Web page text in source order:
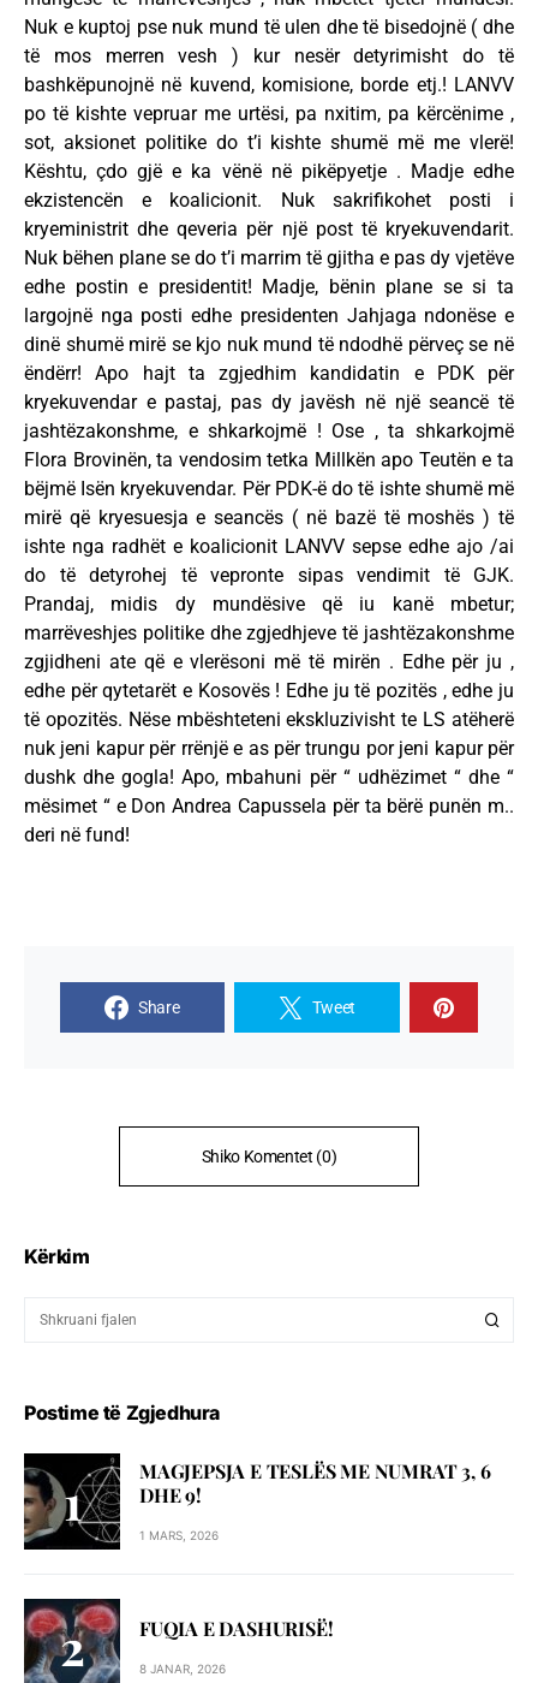
Nuk e kuptoj pse nuk mund të ulen dhe të bisedojnë ( dhe
të mos merren vesh ) kur nesër detyrimisht do të
bashkëpunojnë në kuvend, komisione, borde etj.! LANVV
po të kishte vepruar me urtësi, pa nxitim, pa kërcënime ,
sot, aksionet politike do t’i kishte shumë më me vlerë!
Kështu, çdo gjë e ka vënë në pikëpyetje . Madje edhe
ekzistencën e koalicionit. Nuk sakrifikohet posti i
kryeministrit dhe qeveria për një post të kryekuvendarit.
Nuk bëhen plane se do t’i marrim të gjitha e pas dy vjetëve
edhe postin e presidentit! Madje, bënin plane se si ta
largojnë nga posti edhe presidenten Jahjaga ndonëse e
dinë shumë mirë se kjo nuk mund të ndodhë përveç se në
ëndërr! Apo hajt ta zgjedhim kandidatin e PDK për
kryekuvendar e pastaj, pas dy javësh në një seancë të
jashtëzakonshme, e shkarkojmë ! Ose , ta shkarkojmë
Flora Brovinën, ta vendosim tetka Millkën apo Teutën e ta
bëjmë Isën kryekuvendar. Për PDK-ë do të ishte shumë më
mirë që kryesuesja e seancës ( në bazë të moshës ) të
ishte nga radhët e koalicionit LANVV sepse edhe ajo /ai
do të detyrohej të vepronte sipas vendimit të GJK.
Prandaj, midis dy mundësive që iu kanë mbetur;
marrëveshjes politike dhe zgjedhjeve të jashtëzakonshme
zgjidheni ate që e vlerësoni më të mirën . Edhe për ju ,
edhe për qytetarët e Kosovës ! Edhe ju të pozitës , edhe ju
të opozitës. Nëse mbështeteni ekskluzivisht te LS atëherë
nuk jeni kapur për rrënjë e as për trungu por jeni kapur për
dushk dhe gogla! Apo, mbahuni për “ udhëzimet “ dhe “
mësimet “ e Don Andrea Capussela për ta bërë punën m..
deri në fund!
Share Tweet
Shiko Komentet (0)
Kërkim
Postime të Zgjedhura
MAGJEPSJA E TESLËS ME NUMRAT 3, 6
DHE 9!
1 MARS, 2026
FUQIA E DASHURISË!
8 JANAR, 2026